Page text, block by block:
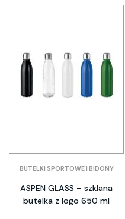
BUTELKI SPORTOWE I BIDONY
ASPEN GLASS – szklana
butelka z logo 650 ml